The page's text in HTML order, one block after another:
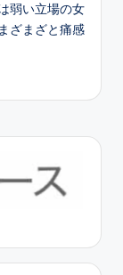
弱い立場の女
ざまざと痛感